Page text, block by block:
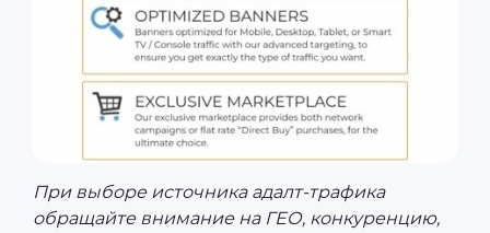
При выборе источника адалт-трафика
обращайте внимание на ГЕО, конкуренцию,